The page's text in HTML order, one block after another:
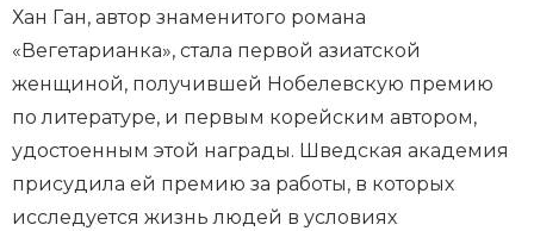
Хан Ган, автор знаменитого романа
«Вегетарианка», стала первой азиатской
женщиной, получившей Нобелевскую премию
по литературе, и первым корейским автором,
удостоенным этой награды. Шведская академия
присудила ей премию за работы, в которых
исследуется жизнь людей в условиях